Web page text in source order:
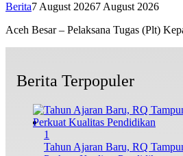
Berita7 August 20267 August 2026
Aceh Besar – Pelaksana Tugas (Plt)
Berita Terpopuler
1
Tahun Ajaran Baru, RQ